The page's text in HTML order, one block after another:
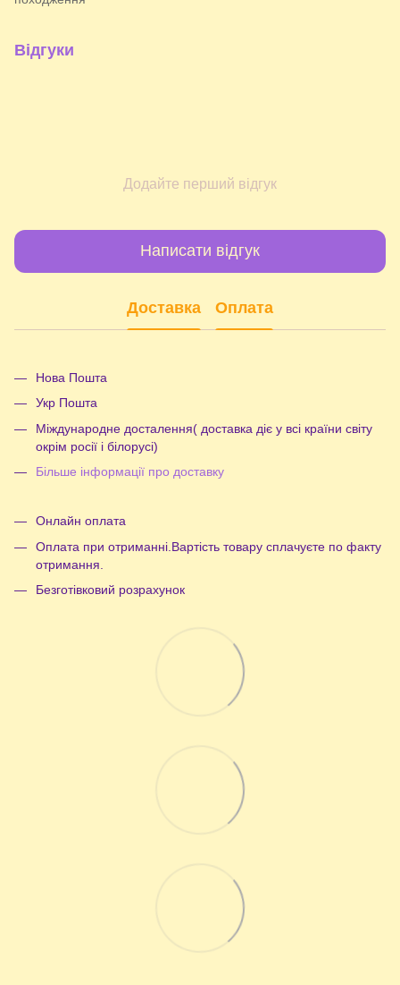
Відгуки
Додайте перший відгук
Написати відгук
Доставка Оплата
Нова Пошта
Укр Пошта
Міждународне досталення( доставка діє у всі країни світу
окрім росії і білорусі)
Більше інформації про доставку
Онлайн оплата
Оплата при отриманні.Вартість товару сплачуєте по факту
отримання.
Безготівковий розрахунок